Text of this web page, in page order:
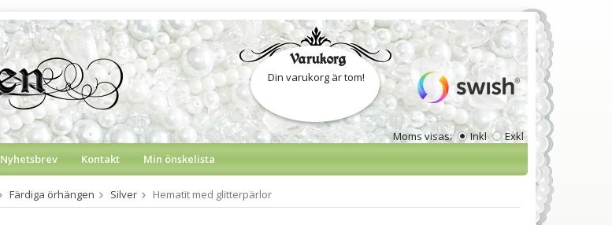
Moms visas: Inkl Exkl
Varukorg
Din varukorg är tom!
Nyhetsbrev Kontakt Min önskelista
Färdiga örhängen Silver Hematit med glitterpärlor